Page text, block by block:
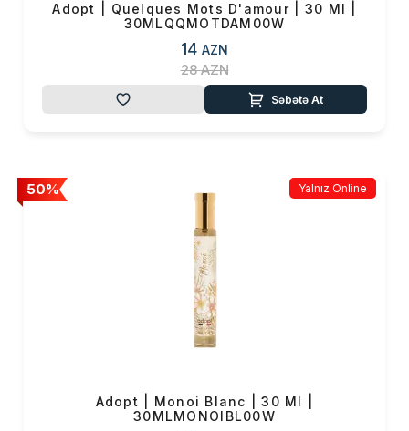
Adopt | Quelques Mots D'amour | 30 Ml |
30MLQQMOTDAM00W
14 AZN
28AZN
Səbətə At
50% Yalnız Online
Adopt | Monoi Blanc | 30 Ml |
30MLMONOIBL00W
Məhsul toplam(0) 0 ₼
Alış-verişə davam et